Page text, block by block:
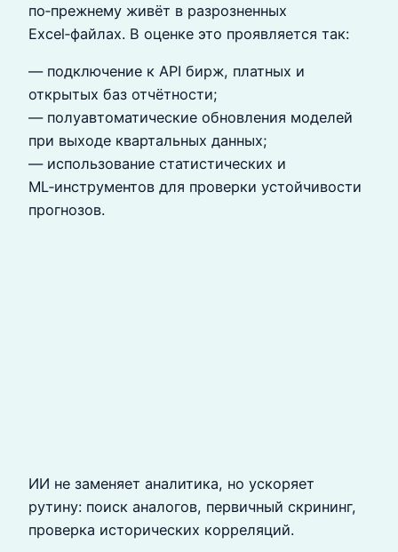
по‑прежнему живёт в разрозненных
Excel‑файлах. В оценке это проявляется так:
— подключение к API бирж, платных и
открытых баз отчётности;
— полуавтоматические обновления моделей
при выходе квартальных данных;
— использование статистических и
ML‑инструментов для проверки устойчивости
прогнозов.
ИИ не заменяет аналитика, но ускоряет
рутину: поиск аналогов, первичный скрининг,
проверка исторических корреляций.